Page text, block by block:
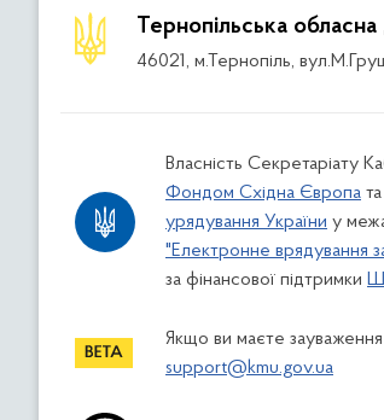
Тернопільська обласна
46021, м.Тернопіль,
Власність Секретаріату
Фондом Східна Європа та
урядування України у
"Електронне врядування
за фінансової підтримки
Якщо ви маєте зауваження
support@kmu.gov.ua